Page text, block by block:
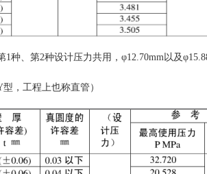
1种、第2种设计压力共用，φ12.70mm以及
， 工程上也称直管 ）